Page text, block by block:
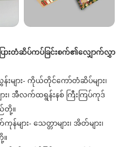
ြားတံဆိပ်ကပ်ခြင်းစက်၏လျှောက်လွှာ
းများ- ကိုယ်တိုင်ကော်တံဆိပ်များ၊
း၊ အီလက်ထရွန်းနစ် ကြီးကြပ်ကုဒ်
ည်တို့။
ျား- သေတ္တာများ၊ အိတ်များ၊
။